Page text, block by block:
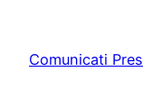
content
Comunicati